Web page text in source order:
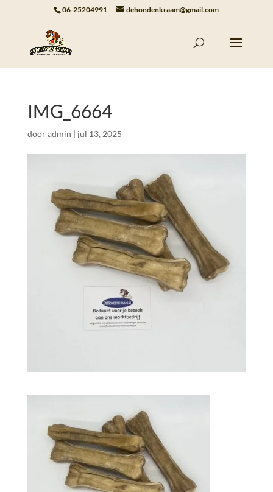
06-25204991 dehondenkraam@gmail.com
IMG_6664
dooradmin | jul 13, 2025